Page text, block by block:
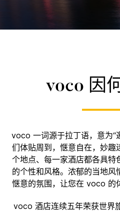
voco 因
voco 一词源于拉丁语，意为“
们体贴周到，惬意自在，妙趣
个地点、每一家酒店都各具
的个性和风格。浓郁的当地风
惬意的氛围，让您在 voco 的
voco 酒店连续五年荣获世界